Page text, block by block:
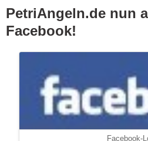
PetriAngeln.de nun
Facebook!
Facebook-